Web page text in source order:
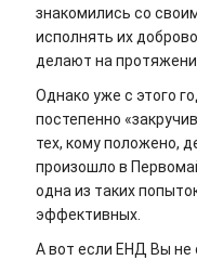
знакомились со
исполнять их
делают на
Однако уже с этого
постепенно
тех, кому положено,
произошло в
одна из таких
эффективных.
А вот если ЕНД Вы не